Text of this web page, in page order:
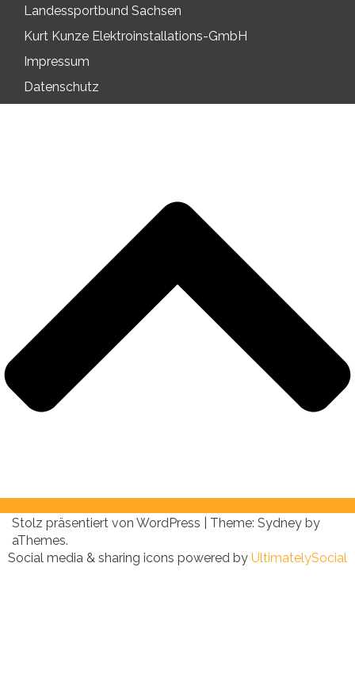
Landessportbund Sachsen
Kurt Kunze Elektroinstallations-GmbH
Impressum
Datenschutz
Stolz präsentiert von WordPress Theme: Sydney by
aThemes.
Social media & sharing icons powered by UltimatelySocial